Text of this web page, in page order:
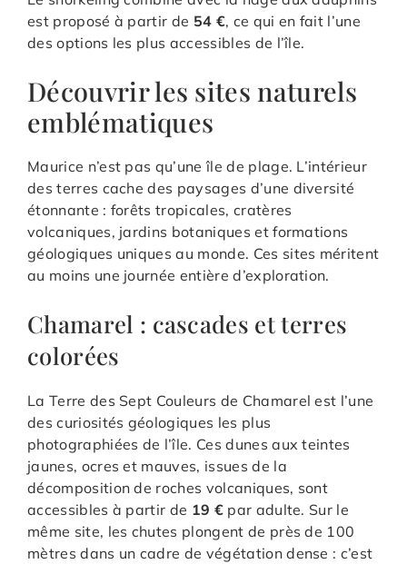
est proposé à partir de 54 €, ce qui en fait l’une
des options les plus accessibles de l’île.
Découvrir les sites naturels
emblématiques
Maurice n’est pas qu’une île de plage. L’intérieur
des terres cache des paysages d’une diversité
étonnante : forêts tropicales, cratères
volcaniques, jardins botaniques et formations
géologiques uniques au monde. Ces sites méritent
au moins une journée entière d’exploration.
Chamarel : cascades et terres
colorées
La Terre des Sept Couleurs de Chamarel est l’une
des curiosités géologiques les plus
photographiées de l’île. Ces dunes aux teintes
jaunes, ocres et mauves, issues de la
décomposition de roches volcaniques, sont
accessibles à partir de 19 €par adulte. Sur le
même site, les chutes plongent de près de 100
mètres dans un cadre de végétation dense : c’est